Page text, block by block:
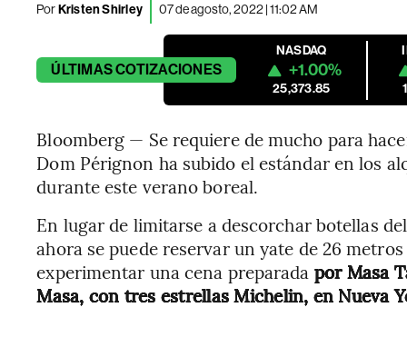
PorKristen Shirley 07 de agosto, 2022 | 11:02 AM
ÚLTIMASCOTIZACIONES
NASDAQ
+1.00%
25,373.85
Bloomberg — Se requiere de mucho para
Dom Pérignon ha subido el estándar en los
durante este verano boreal.
En lugar de limitarse a descorchar botellas
ahora se puede reservar un yate de 26
experimentar una cena preparada por Masa
Masa, con tres estrellas Michelin, en Nueva